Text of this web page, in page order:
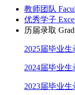
教师团队
优秀学子
历届录取
2025届毕业生
2024届毕业生
2023届毕业生